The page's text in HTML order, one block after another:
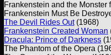
Frankenstein and the Monster
Frankenstein Must Be
The Devil Rides Out(1968)
Frankenstein Created Woman
Dracula: Prince of Darkness
The Phantom of the Opera